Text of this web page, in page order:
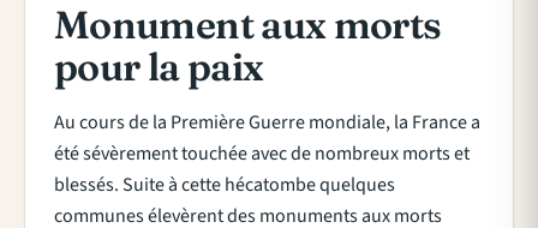
Monument aux morts
pour la paix
Au cours de la Première Guerre mondiale, la France a
été sévèrement touchée avec de nombreux morts et
blessés. Suite à cette hécatombe quelques
communes élevèrent des monuments aux morts